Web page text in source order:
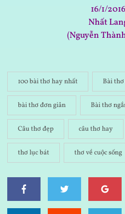
16/1/2016
Nhất
(Nguyễn
100 bài thơ hay nhất Bài
bài thơ đơn giản Bài thơ
Câu thơ đẹp câu thơ hay
thơ lục bát thơ về cuộc sống